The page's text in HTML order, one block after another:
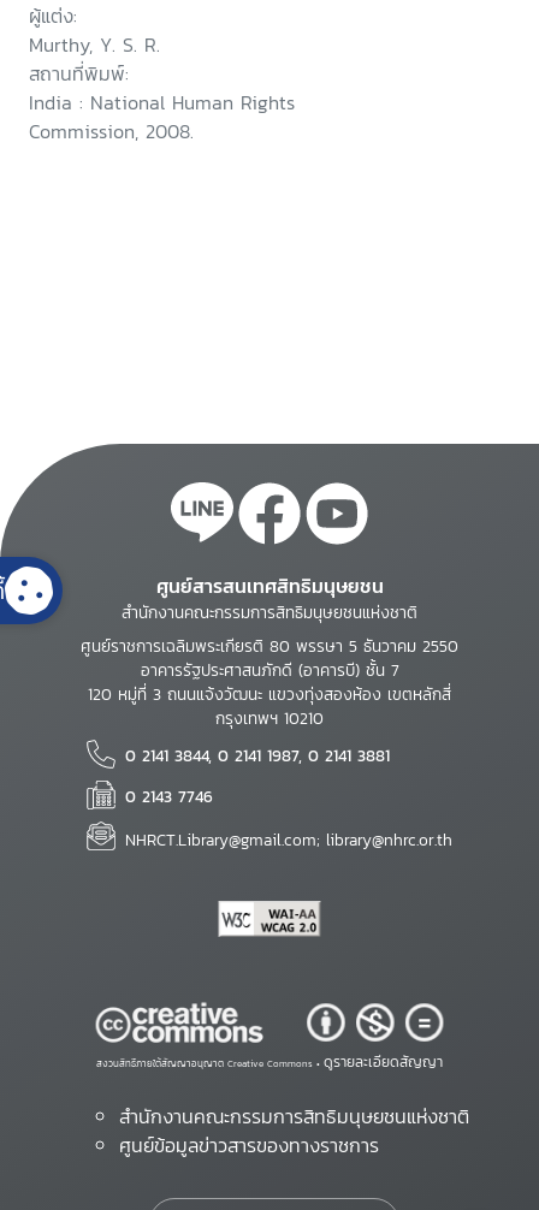
ผู้แต่ง:
Murthy, Y. S. R.
สถานที่พิมพ์:
India : National Human Rights
Commission, 2008.
ศูนย์สารสนเทศสิทธิมนุษยชน
สำนักงานคณะกรรมการสิทธิมนุษยชนแห่งชาติ
ศูนย์ราชการเฉลิมพระเกียรติ 80 พรรษา 5 ธันวาคม 2550
อาคารรัฐประศาสนภักดี (อาคารบี) ชั้น 7
120 หมู่ที่ 3 ถนนแจ้งวัฒนะ แขวงทุ่งสองห้อง เขตหลักสี่
กรุงเทพฯ 10210
0 2141 3844, 0 2141 1987, 0 2141 3881
0 2143 7746
NHRCT.Library@gmail.com; library@nhrc.or.th
สงวนสิทธิ์ภายใต้สัญญาอนุญาต Creative Commons • ดูรายละเอียดสัญญา
สำนักงานคณะกรรมการสิทธิมนุษยชนแห่งชาติ
ศูนย์ข้อมูลข่าวสารของทางราชการ